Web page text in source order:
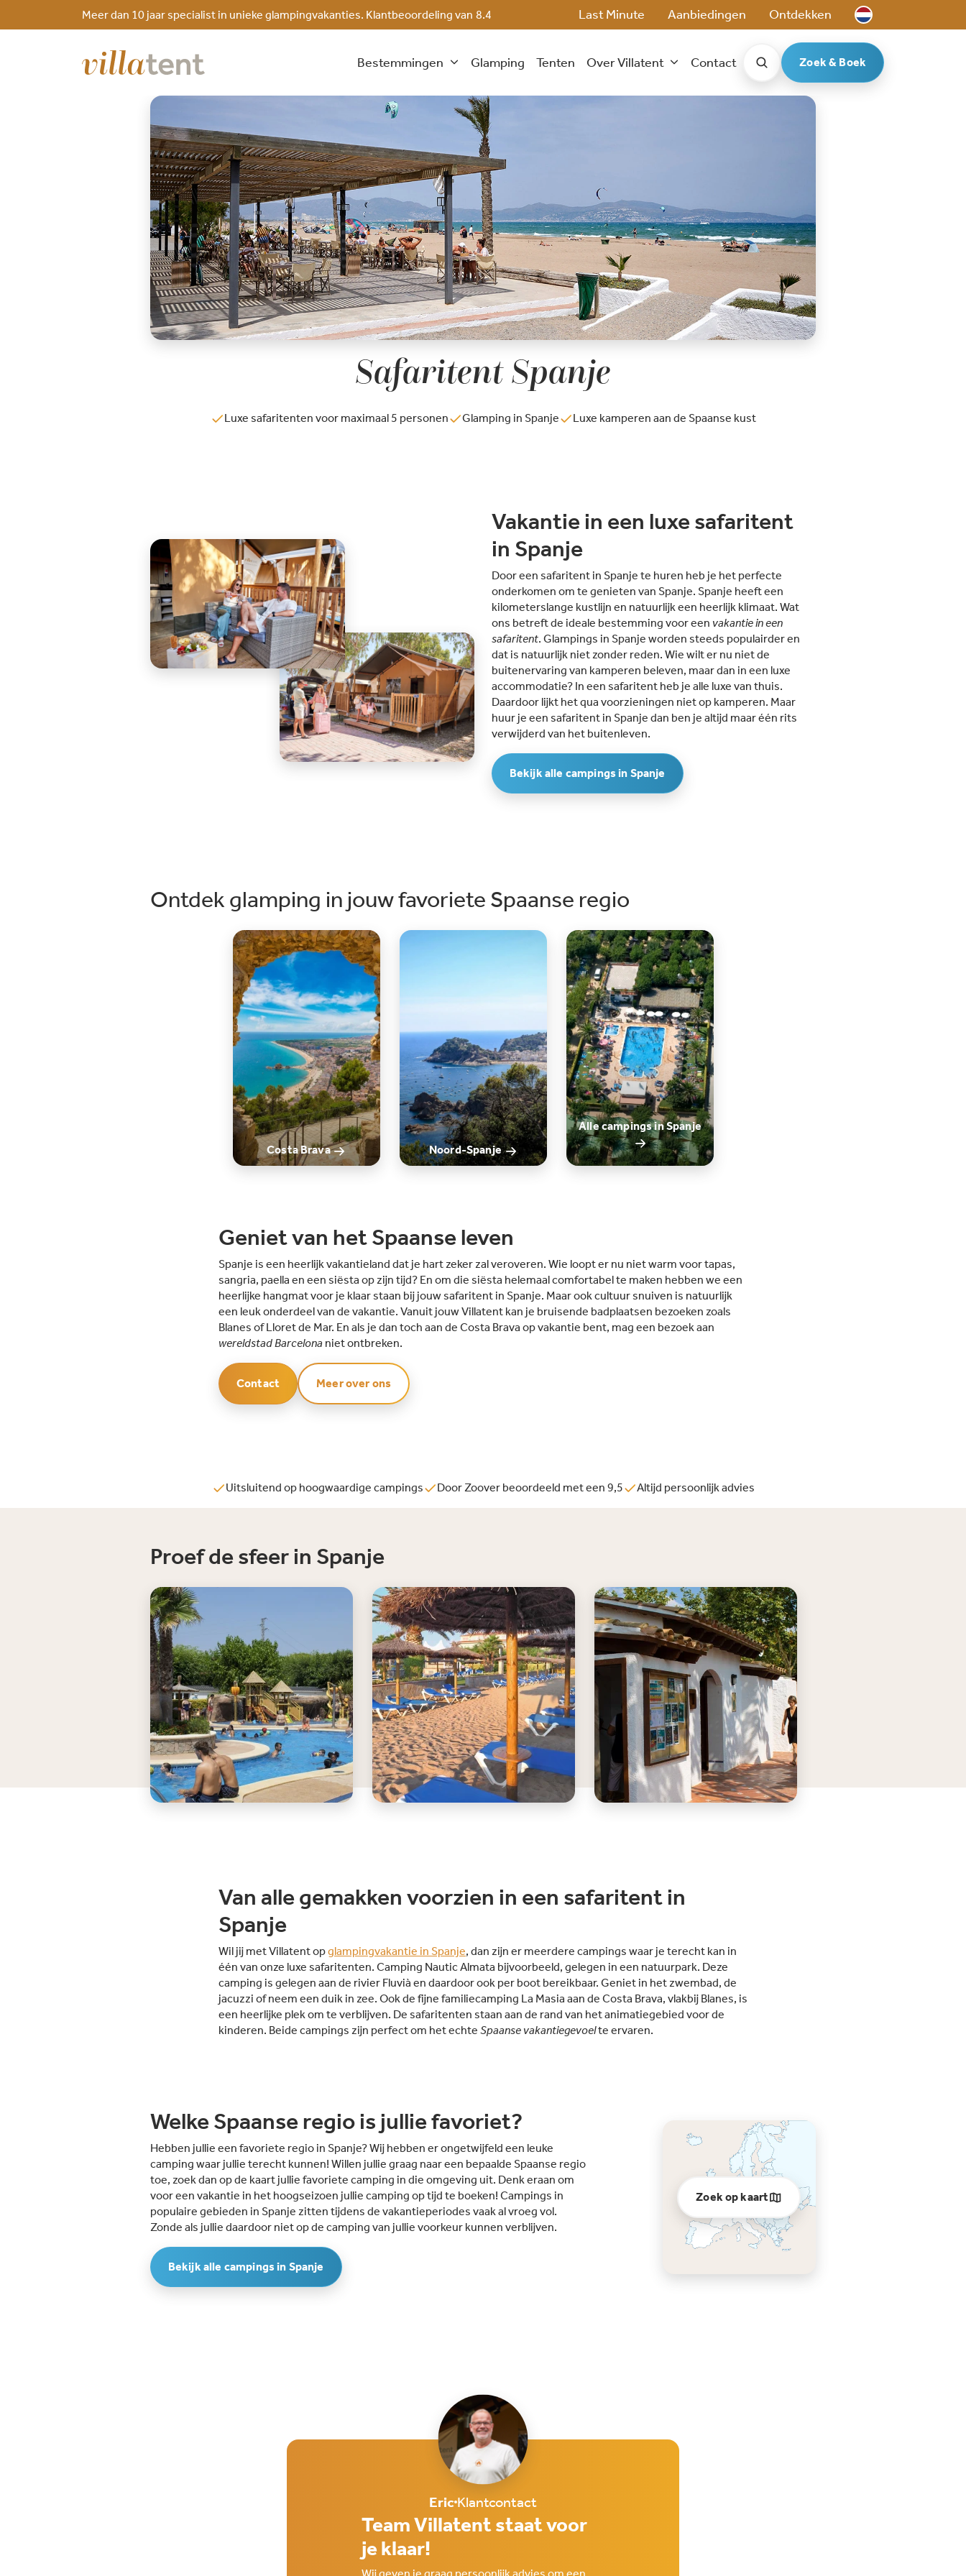
Meer dan 10 jaar specialist in unieke glampingvakanties. Klantbeoordeling van 8.4 Last Minute Aanbiedingen Ontdekken
Bestemmingen Glamping Tenten Over Villatent Contact Zoek & Boek
Safaritent Spanje
Luxe safaritenten voor maximaal 5 personen Glamping in Spanje Luxe kamperen aan de Spaanse kust
Vakantie in een luxe safaritent
in Spanje
Door een safaritent in Spanje te huren heb je het perfecte
onderkomen om te genieten van Spanje. Spanje heeft een
kilometerslange kustlijn en natuurlijk een heerlijk klimaat. Wat
ons betreft de ideale bestemming voor een vakantie in een
safaritent. Glampings in Spanje worden steeds populairder en
dat is natuurlijk niet zonder reden. Wie wilt er nu niet de
buitenervaring van kamperen beleven, maar dan in een luxe
accommodatie? In een safaritent heb je alle luxe van thuis.
Daardoor lijkt het qua voorzieningen niet op kamperen. Maar
huur je een safaritent in Spanje dan ben je altijd maar één rits
verwijderd van het buitenleven.
Bekijk alle campings in Spanje
Ontdek glamping in jouw favoriete Spaanse regio
Costa Brava Noord-Spanje
Alle campings in Spanje
Geniet van het Spaanse leven
Spanje is een heerlijk vakantieland dat je hart zeker zal veroveren. Wie loopt er nu niet warm voor tapas,
sangria, paella en een siësta op zijn tijd? En om die siësta helemaal comfortabel te maken hebben we een
heerlijke hangmat voor je klaar staan bij jouw safaritent in Spanje. Maar ook cultuur snuiven is natuurlijk
een leuk onderdeel van de vakantie. Vanuit jouw Villatent kan je bruisende badplaatsen bezoeken zoals
Blanes of Lloret de Mar. En als je dan toch aan de Costa Brava op vakantie bent, mag een bezoek aan
wereldstad Barcelona niet ontbreken.
Contact Meer over ons
Uitsluitend op hoogwaardige campings Door Zoover beoordeeld met een 9,5 Altijd persoonlijk advies
Proef de sfeer in Spanje
Van alle gemakken voorzien in een safaritent in
Spanje
Wil jij met Villatent opglampingvakantie in Spanje, dan zijn er meerdere campings waar je terecht kan in
één van onze luxe safaritenten. Camping Nautic Almata bijvoorbeeld, gelegen in een natuurpark. Deze
camping is gelegen aan de rivier Fluvià en daardoor ook per boot bereikbaar. Geniet in het zwembad, de
jacuzzi of neem een duik in zee. Ook de fijne familiecamping La Masia aan de Costa Brava, vlakbij Blanes, is
een heerlijke plek om te verblijven. De safaritenten staan aan de rand van het animatiegebied voor de
kinderen. Beide campings zijn perfect om het echte Spaanse vakantiegevoelte ervaren.
Welke Spaanse regio is jullie favoriet?
Hebben jullie een favoriete regio in Spanje? Wij hebben er ongetwijfeld een leuke
camping waar jullie terecht kunnen! Willen jullie graag naar een bepaalde Spaanse regio
toe, zoek dan op de kaart jullie favoriete camping in die omgeving uit. Denk eraan om
voor een vakantie in het hoogseizoen jullie camping op tijd te boeken! Campings in
populaire gebieden in Spanje zitten tijdens de vakantieperiodes vaak al vroeg vol.
Zonde als jullie daardoor niet op de camping van jullie voorkeur kunnen verblijven.
Bekijk alle campings in Spanje
Zoek op kaart
Eric Klantcontact
Team Villatent staat voor
je klaar!